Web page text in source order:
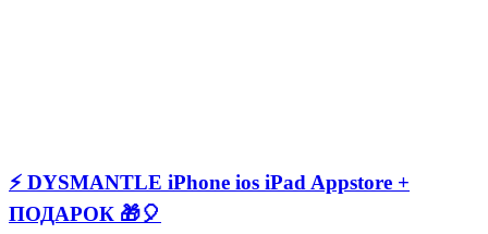
⚡️ DYSMANTLE iPhone ios iPad Appstore +
ПОДАРОК 🎁🎈